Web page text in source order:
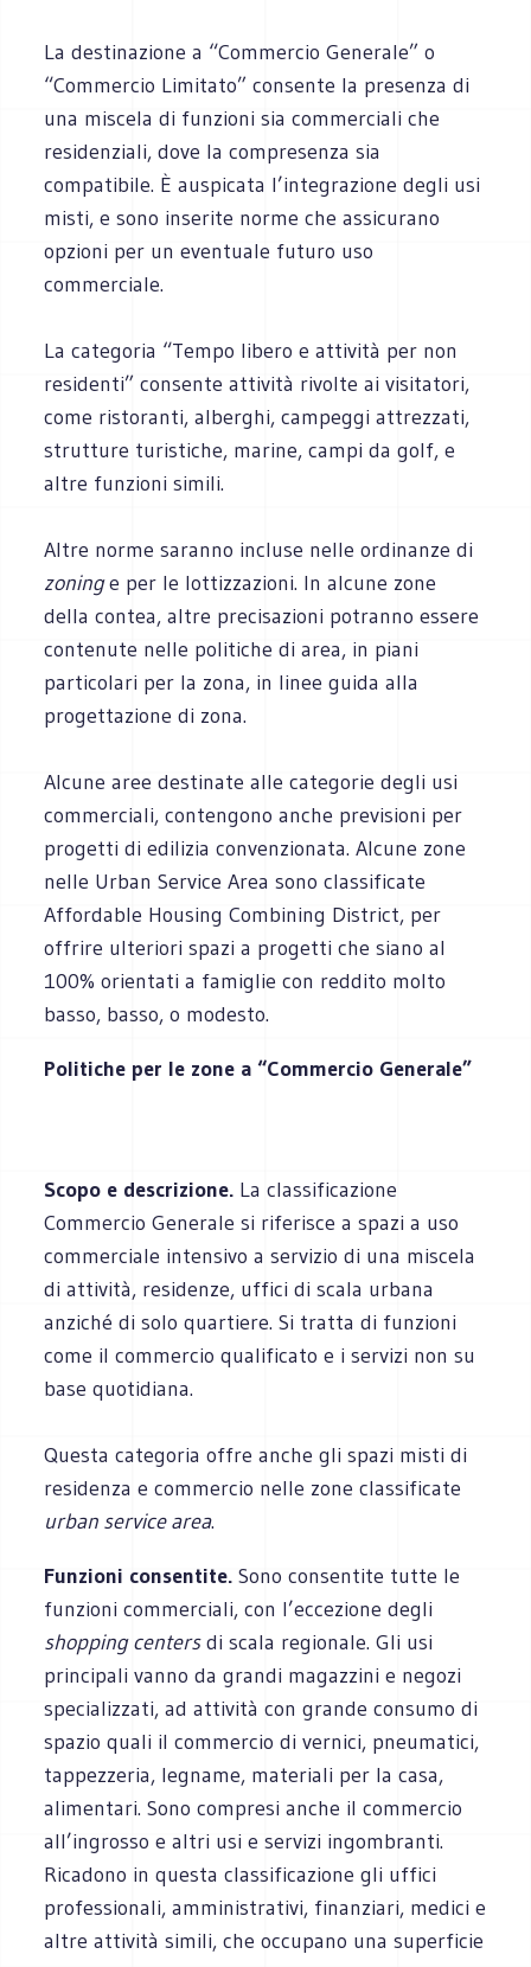
La destinazione a “Commercio Generale” o
“Commercio Limitato” consente la presenza di
una miscela di funzioni sia commerciali che
residenziali, dove la compresenza sia
compatibile. È auspicata l’integrazione degli usi
misti, e sono inserite norme che assicurano
opzioni per un eventuale futuro uso
commerciale.
La categoria “Tempo libero e attività per non
residenti” consente attività rivolte ai visitatori,
come ristoranti, alberghi, campeggi attrezzati,
strutture turistiche, marine, campi da golf, e
altre funzioni simili.
Altre norme saranno incluse nelle ordinanze di
zoninge per le lottizzazioni. In alcune zone
della contea, altre precisazioni potranno essere
contenute nelle politiche di area, in piani
particolari per la zona, in linee guida alla
progettazione di zona.
Alcune aree destinate alle categorie degli usi
commerciali, contengono anche previsioni per
progetti di edilizia convenzionata. Alcune zone
nelle Urban Service Area sono classificate
Affordable Housing Combining District, per
offrire ulteriori spazi a progetti che siano al
100% orientati a famiglie con reddito molto
basso, basso, o modesto.
Politiche per le zone a “Commercio Generale”
Scopo e descrizione. La classificazione
Commercio Generale si riferisce a spazi a uso
commerciale intensivo a servizio di una miscela
di attività, residenze, uffici di scala urbana
anziché di solo quartiere. Si tratta di funzioni
come il commercio qualificato e i servizi non su
base quotidiana.
Questa categoria offre anche gli spazi misti di
residenza e commercio nelle zone classificate
urban service area.
Funzioni consentite.Sono consentite tutte le
funzioni commerciali, con l’eccezione degli
shopping centersdi scala regionale. Gli usi
principali vanno da grandi magazzini e negozi
specializzati, ad attività con grande consumo di
spazio quali il commercio di vernici, pneumatici,
tappezzeria, legname, materiali per la casa,
alimentari. Sono compresi anche il commercio
all’ingrosso e altri usi e servizi ingombranti.
Ricadono in questa classificazione gli uffici
professionali, amministrativi, finanziari, medici e
altre attività simili, che occupano una superficie